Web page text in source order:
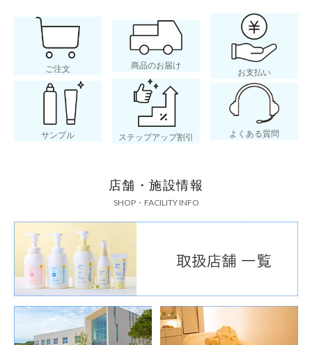
ご注文 商品のお届け
お支払い
サンプル ステップアップ割引 よくある質問
店舗・施設情報
SHOP・FACILITY INFO